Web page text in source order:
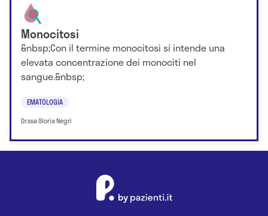
Monocitosi
&nbsp;Con il termine monocitosi si intende una
elevata concentrazione dei monociti nel
sangue.&nbsp;
EMATOLOGIA
Dr.ssa Gloria Negri